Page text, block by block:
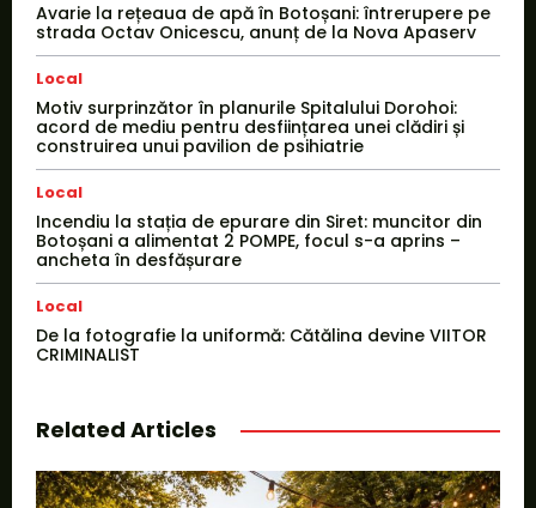
Avarie la rețeaua de apă în Botoșani: întrerupere pe
strada Octav Onicescu, anunț de la Nova Apaserv
Local
Motiv surprinzător în planurile Spitalului Dorohoi:
acord de mediu pentru desființarea unei clădiri și
construirea unui pavilion de psihiatrie
Local
Incendiu la stația de epurare din Siret: muncitor din
Botoșani a alimentat 2 POMPE, focul s-a aprins –
ancheta în desfășurare
Local
De la fotografie la uniformă: Cătălina devine VIITOR
CRIMINALIST
Related Articles